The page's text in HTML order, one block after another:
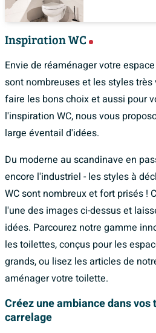
Inspiration WC
Envie de réaménager votre
sont nombreuses et les styles très
faire les bons choix et aussi pour
l'inspiration WC, nous vous
large éventail d'idées.
Du moderne au scandinave en
encore l'industriel - les styles à
WC sont nombreux et fort prisés !
l'une des images ci-dessus et
idées. Parcourez notre gamme
les toilettes, conçus pour les
grands, ou lisez les articles de
aménager votre toilette.
Créez une ambiance dans
carrelage